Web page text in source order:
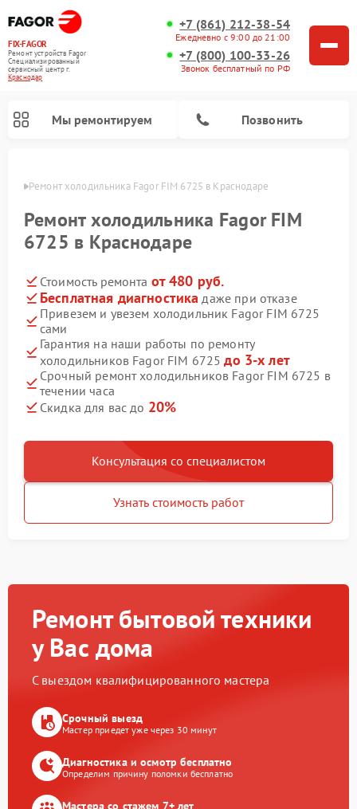
FIX-FAGOR
Ремонт устройств Fagor
Специализированный
cервисный центр г.
Краснодар
+7 (861) 212-38-54
Ежедневно с 9:00 до 21:00
+7 (800) 100-33-26
Звонок бесплатный по РФ
Мы ремонтируем Позвонить
Ремонт холодильника Fagor FIM 6725 в Краснодаре
Ремонт холодильника Fagor FIM
6725 в Краснодаре
Стоимость ремонта от 480 руб.
Бесплатная диагностика даже при отказе
Привезем и увезем холодильник Fagor FIM 6725
сами
Гарантия на наши работы по ремонту
холодильников Fagor FIM 6725до 3-х лет
Срочный ремонт холодильников Fagor FIM 6725 в
течении часа
Скидка для вас до 20%
Консультация со специалистом
Узнать стоимость работ
Ремонт бытовой техники
у Вас дома
С выездом квалифицированного мастера
Срочный выезд
Мастер приедет уже через 30 минут
Диагностика и осмотр бесплатно
Определим причину поломки бесплатно
Мастера со стажем 7+ лет